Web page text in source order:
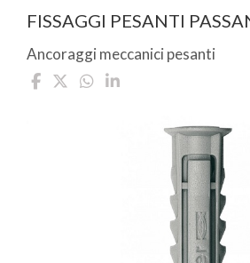
FISSAGGI PESANTI
Ancoraggi meccanici pesanti